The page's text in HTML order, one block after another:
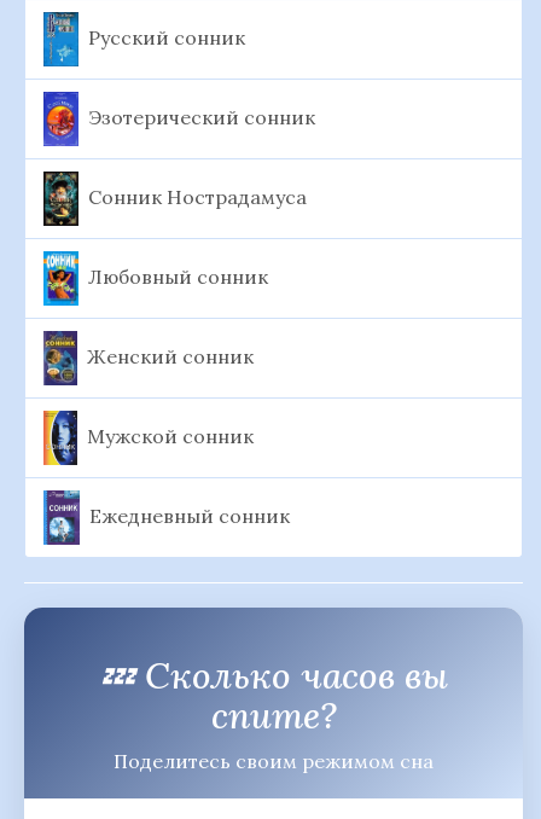
Русский сонник
Эзотерический сонник
Сонник Нострадамуса
Любовный сонник
Женский сонник
Мужской сонник
Ежедневный сонник
💤 Сколько часов вы
спите?
Поделитесь своим режимом сна